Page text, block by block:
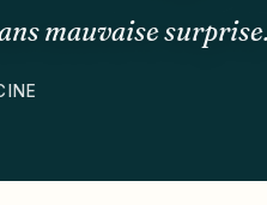
mauvaise surprise.